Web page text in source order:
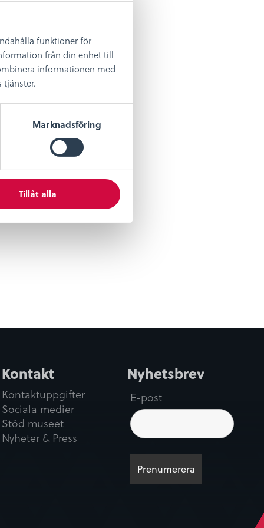
funktioner för
från din enhet till
informationen med
Marknadsföring
Tillåt alla
Kontakt
Kontaktuppgifter
Sociala medier
Stöd museet
Nyheter & Press
Nyhetsbrev
E-post